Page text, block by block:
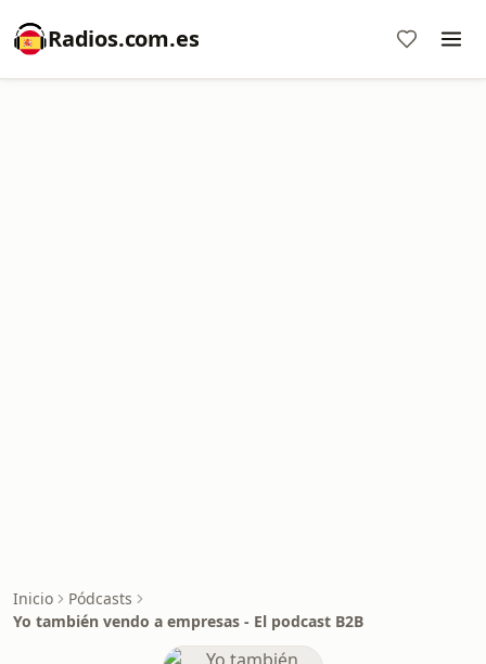
Radios.com.es
Inicio
Pódcasts
Yo también vendo a empresas - El podcast B2B